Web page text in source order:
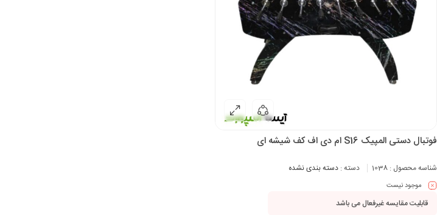
فوتبال دستی المپیک S16 ام دی اف کف شیشه ای
شناسه محصول : 1038 دسته : دسته بندی نشده
موجود نیست
قابلیت مقایسه غیرفعال می باشد